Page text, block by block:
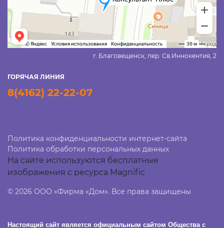
г. Благовещенск, пер. Св.Иннокентия, 2
ГОРЯЧАЯ ЛИНИЯ
8(4162) 22-22-07
Политика конфиденциальности интернет-сайта
Политика обработки персональных данных
На сайте используются бесплатные
изображения с ресурса Magnific
© 2026 ООО «Фирма «Дом». Все права защищены
Настоящий сайт является официальным сайтом Общества с